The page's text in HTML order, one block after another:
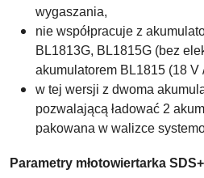
wygaszania,
nie współpracuje z
BL1813G, BL1815G (bez
akumulatorem BL1815 (18 V
w tej wersji z dwoma
pozwalającą ładować 2
pakowana w walizce
Parametry młotowiertarka SDS+